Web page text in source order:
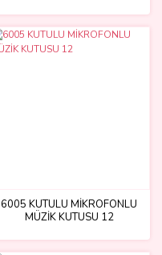
6005 KUTULU MİKROFONLU
MÜZİK KUTUSU 12